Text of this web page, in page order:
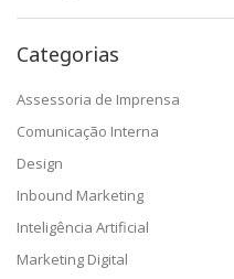
Categorias
Assessoria de Imprensa
Comunicação Interna
Design
Inbound Marketing
Inteligência Artificial
Marketing Digital